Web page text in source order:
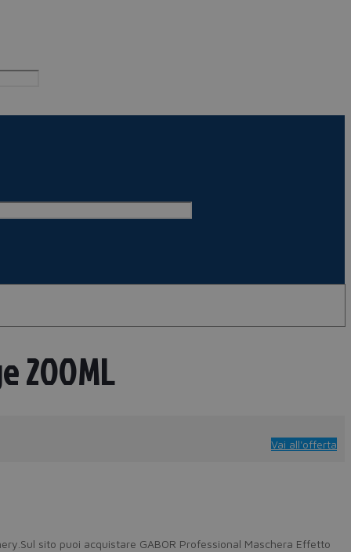
200ML
Vai all'offerta
sito puoi acquistare GABOR Professional Maschera Effetto